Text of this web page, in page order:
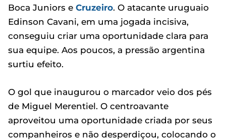
Boca Juniors e Cruzeiro. O atacante uruguaio
Edinson Cavani, em uma jogada incisiva,
conseguiu criar uma oportunidade clara para
sua equipe. Aos poucos, a pressão argentina
surtiu efeito.
O gol que inaugurou o marcador veio dos pés
de Miguel Merentiel. O centroavante
aproveitou uma oportunidade criada por seus
companheiros e não desperdiçou, colocando o